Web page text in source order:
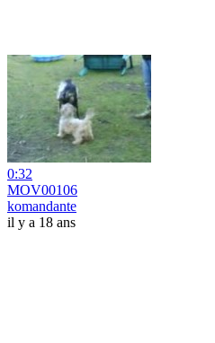
0:32
MOV00106
komandante
il y a 18 ans